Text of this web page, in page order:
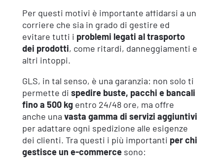
Per questi motivi è importante affidarsi a un
corriere che sia in grado di gestire ed
evitare tutti i problemi legati al trasporto
dei prodotti, come ritardi, danneggiamenti e
altri intoppi.
GLS, in tal senso, è una garanzia: non solo ti
permette di spedire buste, pacchi e bancali
fino a 500 kgentro 24/48 ore, ma offre
anche una vasta gamma di servizi aggiuntivi
per adattare ogni spedizione alle esigenze
dei clienti. Tra questi i più importanti per chi
gestisce un e-commercesono: